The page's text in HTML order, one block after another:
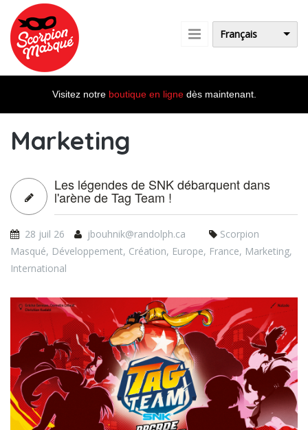
Aller au contenu principal
Français
Visitez notre boutique en lignedès maintenant.
Marketing
Les légendes de SNK débarquent dans
l'arène de Tag Team !
28 juil 26 jbouhnik@randolph.ca
Scorpion
Masqué, Développement, Création, Europe, France, Marketing,
International